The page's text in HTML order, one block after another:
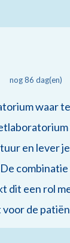
nog 86 dag(en)
waar
en lever
combinatie
dit een rol
de